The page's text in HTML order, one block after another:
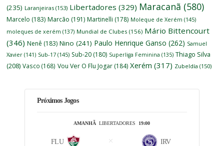
(235) Laranjeiras (153) Libertadores (329) Maracanã (580)
Marcelo (183) Marcão (191) Martinelli (178) Moleque de Xerém (145)
moleques de xerém (137) Mundial de Clubes (156) Mário Bittencourt
(346) Nenê (183) Nino (241) Paulo Henrique Ganso (262) Samuel
Xavier (141) Sub-17 (145) Sub-20 (180) Superliga Feminina (135) Thiago Silva
(208) Vasco (168) Vou Ver O Flu Jogar (184) Xerém (317) Zubeldía (150)
Próximos Jogos
AMANHÃ LIBERTADORES 19:00
FLU IRV